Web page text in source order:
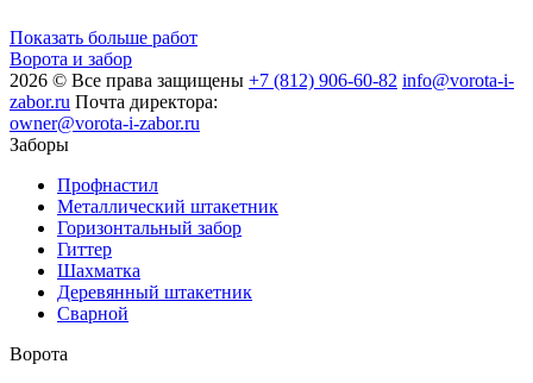
Показать больше работ
Ворота и забор
2026 © Все права защищены +7 (812) 906-60-82 info@vorota-i-
zabor.ru Почта директора:
owner@vorota-i-zabor.ru
Заборы
Профнастил
Металлический штакетник
Горизонтальный забор
Гиттер
Шахматка
Деревянный штакетник
Сварной
Ворота